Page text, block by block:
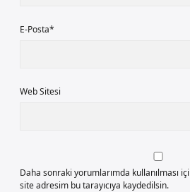
E-Posta*
Web Sitesi
Daha sonraki yorumlarımda kullanılması
site adresim bu tarayıcıya kaydedilsin.